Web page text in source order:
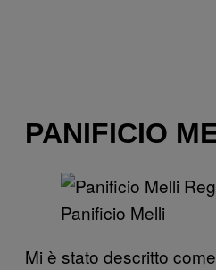
PANIFICIO
Panificio Melli
Mi è stato descritto